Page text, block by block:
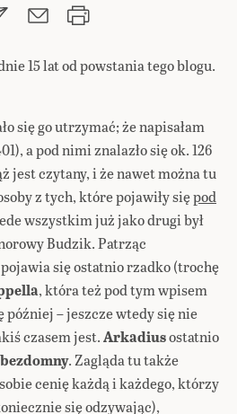
15 lat od powstania tego blogu.
się go utrzymać; że napisałam
a pod nimi znalazło się ok. 126
jest czytany, i że nawet można tu
z tych, które pojawiły siępod
wszystkim już jako drugi był
Budzik. Patrząc
pojawia się ostatnio rzadko (trochę
, która też pod tym wpisem
później – jeszcze wtedy się nie
czasem jest.Arkadiusostatnio
bezdomny. Zagląda tu także
cenię każdą i każdego, którzy
się odzywając),